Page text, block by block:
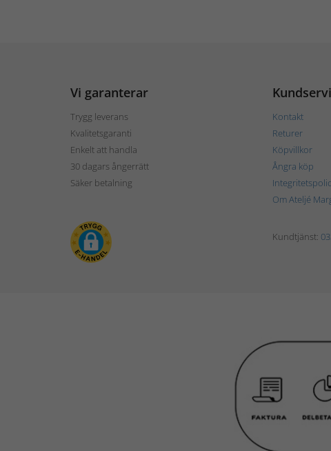
Vi garanterar
Trygg leverans
Kvalitetsgaranti
Enkelt att handla
30 dagars ångerrätt
Säker betalning
Kontakt
Returer
Köpvillkor
Ångra köp
Om Ateljé
Kundtjänst: